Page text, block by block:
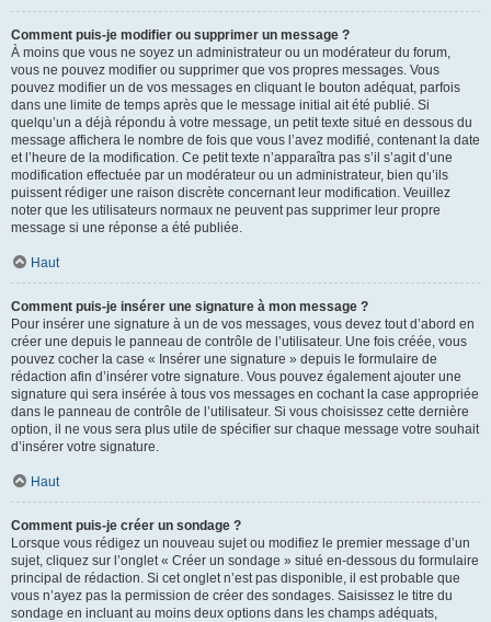
Comment puis-je modifier ou supprimer un message ?
À moins que vous ne soyez un administrateur ou un modérateur du forum,
vous ne pouvez modifier ou supprimer que vos propres messages. Vous
pouvez modifier un de vos messages en cliquant le bouton adéquat, parfois
dans une limite de temps après que le message initial ait été publié. Si
quelqu’un a déjà répondu à votre message, un petit texte situé en dessous du
message affichera le nombre de fois que vous l’avez modifié, contenant la date
et l’heure de la modification. Ce petit texte n’apparaîtra pas s’il s’agit d’une
modification effectuée par un modérateur ou un administrateur, bien qu’ils
puissent rédiger une raison discrète concernant leur modification. Veuillez
noter que les utilisateurs normaux ne peuvent pas supprimer leur propre
message si une réponse a été publiée.
Haut
Comment puis-je insérer une signature à mon message ?
Pour insérer une signature à un de vos messages, vous devez tout d’abord en
créer une depuis le panneau de contrôle de l’utilisateur. Une fois créée, vous
pouvez cocher la case « Insérer une signature » depuis le formulaire de
rédaction afin d’insérer votre signature. Vous pouvez également ajouter une
signature qui sera insérée à tous vos messages en cochant la case appropriée
dans le panneau de contrôle de l’utilisateur. Si vous choisissez cette dernière
option, il ne vous sera plus utile de spécifier sur chaque message votre souhait
d’insérer votre signature.
Haut
Comment puis-je créer un sondage ?
Lorsque vous rédigez un nouveau sujet ou modifiez le premier message d’un
sujet, cliquez sur l’onglet « Créer un sondage » situé en-dessous du formulaire
principal de rédaction. Si cet onglet n’est pas disponible, il est probable que
vous n’ayez pas la permission de créer des sondages. Saisissez le titre du
sondage en incluant au moins deux options dans les champs adéquats,